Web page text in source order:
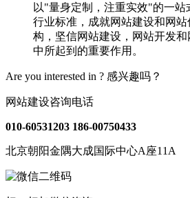
以"量身定制，注重实效"的一站
行业标准，成就网站建设和网
构，坚信网站建设，网站开发和
中所起到的重要作用。
Are you interested in ? 感兴趣吗？
网站建设咨询电话
010-60531203 186-00750433
北京朝阳金隅大成国际中心A座11A